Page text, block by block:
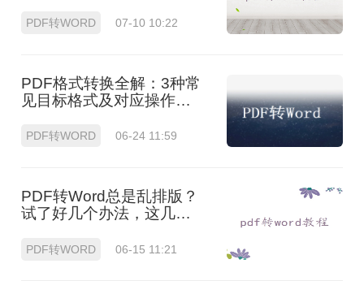
PDF转WORD 07-10 10:22
PDF格式转换全解：3种常
见目标格式及对应操作方
PDF转WORD 06-24 11:59
PDF转Word总是乱排版？
试了好几个办法，这几个
PDF转WORD 06-15 11:21